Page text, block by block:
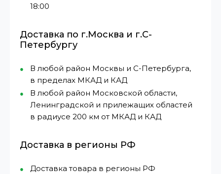
18:00
Доставка по г.Москва и г.С-
Петербургу
В любой район Москвы и С-Петербурга,
в пределах МКАД и КАД
В любой район Московской области,
Ленинградской и прилежащих областей
в радиусе 200 км от МКАД и КАД
Доставка в регионы РФ
Доставка товара в регионы РФ